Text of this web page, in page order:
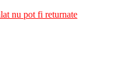
nu pot fi returnate